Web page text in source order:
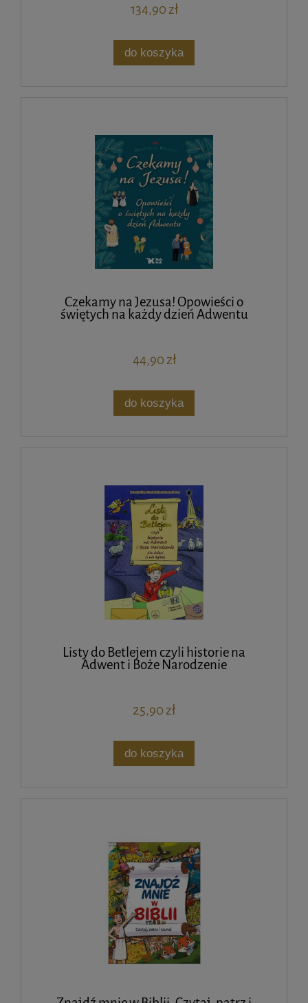
134,90 zł
do koszyka
Czekamy na Jezusa! Opowieści o
świętych na każdy dzień Adwentu
44,90 zł
do koszyka
Listy do Betlejem czyli historie na
Adwent i Boże Narodzenie
25,90 zł
do koszyka